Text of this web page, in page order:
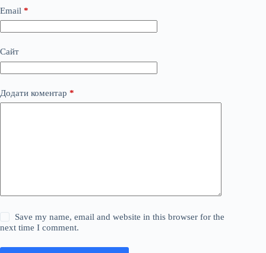
Email *
Сайт
Додати коментар *
Save my name, email and website in this browser for the
next time I comment.